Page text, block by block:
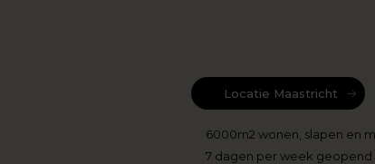
Locatie Maastricht
6000m2 wonen, slapen en
7 dagen per week geopend